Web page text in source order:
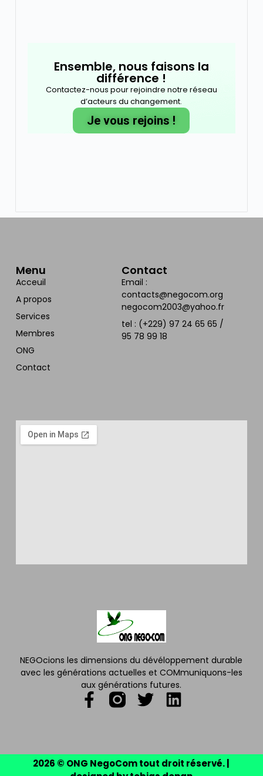
Ensemble, nous faisons la
différence !
Contactez-nous pour rejoindre notre réseau
d’acteurs du changement.
Je vous rejoins !
NEGOcions les dimensions du dévéloppement durable
avec les générations actuelles et COMmuniquons-les
aux générations futures.
Menu
Acceuil
A propos
Services
Membres
ONG
Contact
Contact
Email :
contacts@negocom.org
negocom2003@yahoo.fr
tel : (+229) 97 24 65 65 /
95 78 99 18
2026 © ONG NegoCom tout droit réservé. |